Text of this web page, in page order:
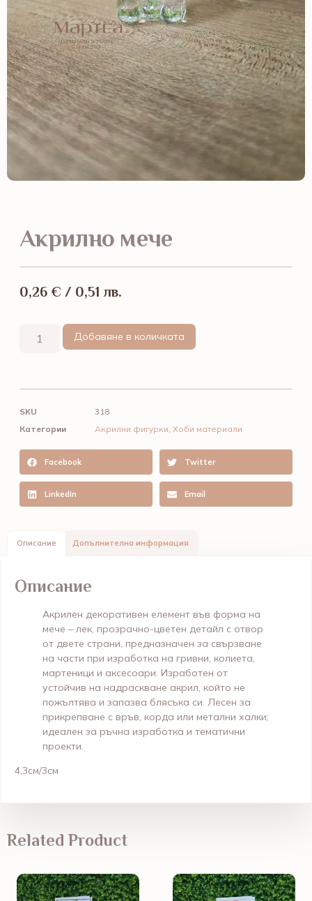
Акрилно мече
0,26 € / 0,51 лв.
Добавяне в количката
SKU
318
Категории
Акрилни фигурки, Хоби материали
Facebook Twitter
LinkedIn Email
Описание Допълнителна информация
Описание
Акрилен декоративен елемент във форма на
мече – лек, прозрачно-цветен детайл с отвор
от двете страни, предназначен за свързване
на части при изработка на гривни, колиета,
мартеници и аксесоари. Изработен от
устойчив на надраскване акрил, който не
пожълтява и запазва блясъка си. Лесен за
прикрепване с връв, корда или метални халки;
идеален за ръчна изработка и тематични
проекти.
4,3см/3см
Related Product